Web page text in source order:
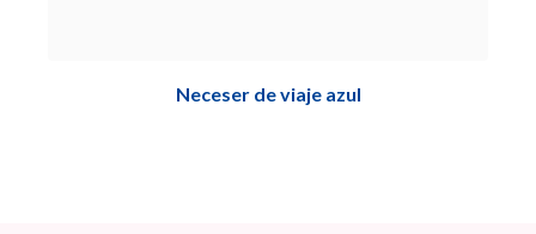
Neceser de viaje azul